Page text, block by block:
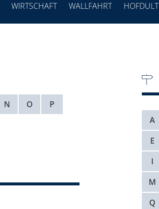
WIRTSCHAFT WALLFAHRT HOFDULT
N O
P
A
E
I
M
Q